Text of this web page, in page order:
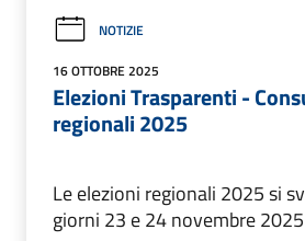
NOTIZIE
16 OTTOBRE 2025
Elezioni Trasparenti -
regionali 2025
Le elezioni regionali 2025 si
giorni 23 e 24 novembre 2025